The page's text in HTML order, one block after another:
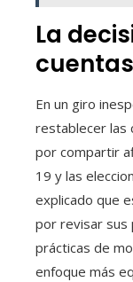
La
En un giro
restablecer las
por compartir
19 y las
explicado que
por revisar sus
prácticas de
enfoque más